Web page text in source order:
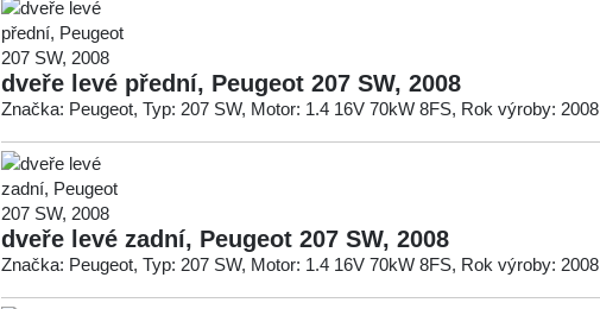
dveře levé přední, Peugeot 207 SW, 2008
Značka: Peugeot, Typ: 207 SW, Motor: 1.4 16V 70kW 8FS, Rok výroby: 2008
dveře levé zadní, Peugeot 207 SW, 2008
Značka: Peugeot, Typ: 207 SW, Motor: 1.4 16V 70kW 8FS, Rok výroby: 2008